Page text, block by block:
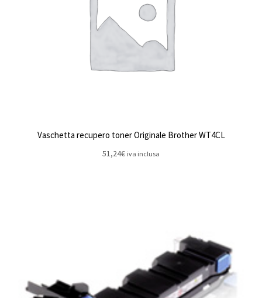
Vaschetta recupero toner Originale Brother WT4CL
51,24€ iva inclusa